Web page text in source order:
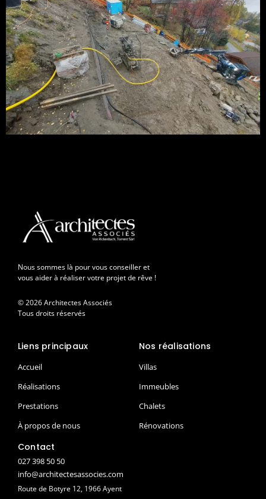
Nous sommes là pour vous conseiller et
vous aider à réaliser votre projet de rêve !
© 2026 Architectes Associés
Tous droits réservés
Liens principaux
Accueil
Réalisations
Prestations
À propos de nous
Nos réalisations
Villas
Immeubles
Chalets
Rénovations
Contact
027 398 50 50
info@architectesassocies.com
Route de Botyre 12, 1966 Ayent